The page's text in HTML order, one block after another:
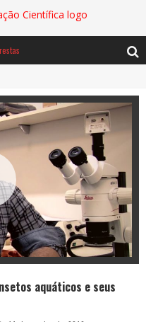
Baú de Histórias - A jamais imaginada aventura com os moinhos de vento
aquáticos e seus